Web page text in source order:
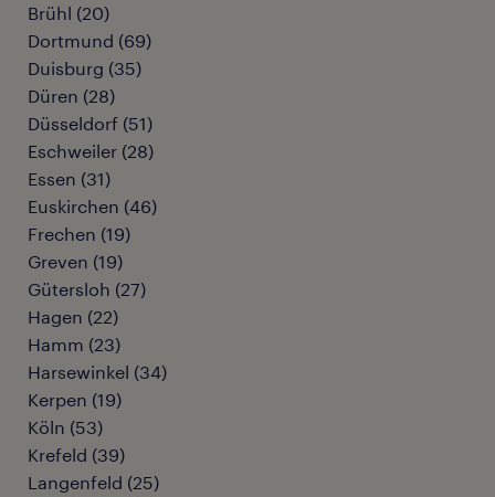
Brühl (20)
Dortmund (69)
Duisburg (35)
Düren (28)
Düsseldorf (51)
Eschweiler (28)
Essen (31)
Euskirchen (46)
Frechen (19)
Greven (19)
Gütersloh (27)
Hagen (22)
Hamm (23)
Harsewinkel (34)
Kerpen (19)
Köln (53)
Krefeld (39)
Langenfeld (25)